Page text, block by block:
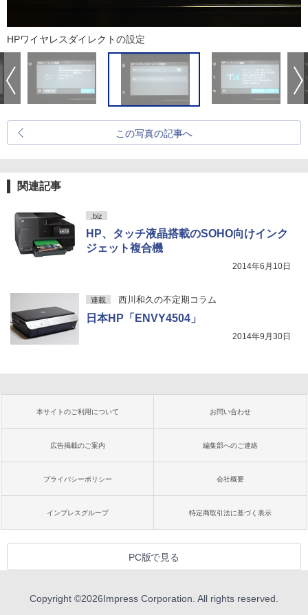
HPワイヤレスダイレクトの設定
この写真の記事へ
関連記事
.biz
HP、タッチ液晶搭載のSOHO向けインク
ジェット複合機
2014年6月10日
連載 西川和久の不定期コラム
日本HP「ENVY4504」
2014年9月30日
本サイトのご利用について お問い合わせ
広告掲載のご案内 編集部へのご連絡
プライバシーポリシー 会社概要
インプレスグループ 特定商取引法に基づく表示
PC版で見る
Copyright ©2026Impress Corporation. All rights reserved.